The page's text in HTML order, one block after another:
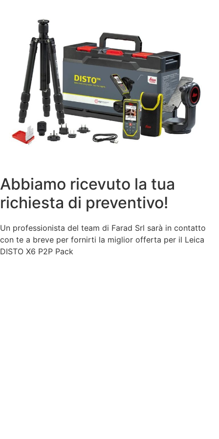
Abbiamo ricevuto la tua
richiesta di preventivo!
Un professionista del team di Farad Srl sarà in contatto
con te a breve per fornirti la miglior offerta per il Leica
DISTO X6 P2P Pack